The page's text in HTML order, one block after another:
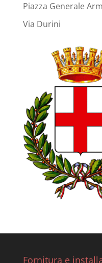
Piazza Generale
Via Durini
Fornitura e